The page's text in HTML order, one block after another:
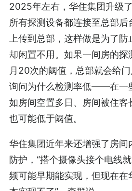
2025年左右，华住集团升级
所有探测设备都连接至总部后
上传到总部，这样做是为了防
却闲置不用。如果一间房的探
月20次的阈值，总部就会给门
询问为什么检测率低——在一
如房间空置多日、房间被住客
也可能低于阈值。
华住集团近年来还增强了房间
防护，“搭个摄像头接个电线
频可能早期能实现，但现在在